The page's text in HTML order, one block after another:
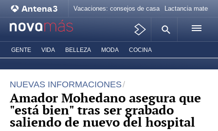
Vacaciones: consejos de casa Lactancia materna
GENTE VIDA BELLEZA MODA COCINA
NUEVAS INFORMACIONES
Amador Mohedano asegura que
"está bien" tras ser grabado
saliendo de nuevo del hospital